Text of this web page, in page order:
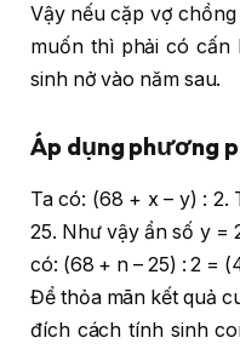
Vậy nếu cặp vợ
muốn thì phải có cấn
sinh nở vào năm sau.
Áp dụng phương
Ta có: (68 + x – y) : 2.
25. Như vậy ẩn số y =
có: (68 + n – 25) : 2 =
Để thỏa mãn kết quả
đích cách tính sinh